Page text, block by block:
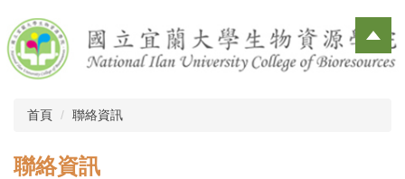
到
主
要
首頁 聯絡資訊
聯絡資訊